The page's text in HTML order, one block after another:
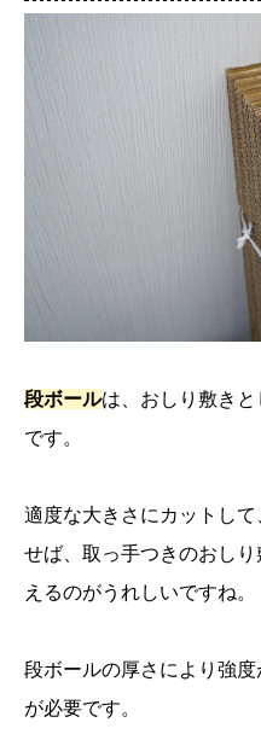
段ボールは、おしり敷き
です。
適度な大きさにカットし
せば、取っ手つきのおし
えるのがうれしいですね。
段ボールの厚さにより強
が必要です。